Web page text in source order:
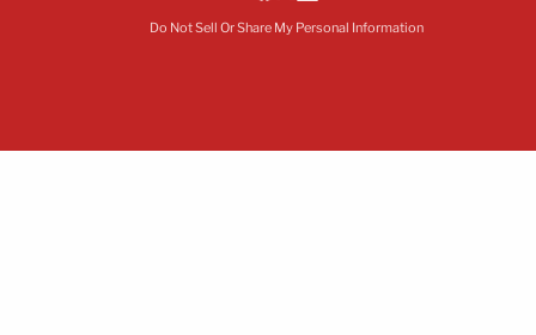
Do Not Sell Or Share My Personal Information